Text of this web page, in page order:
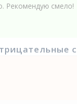
Рекомендую смело!